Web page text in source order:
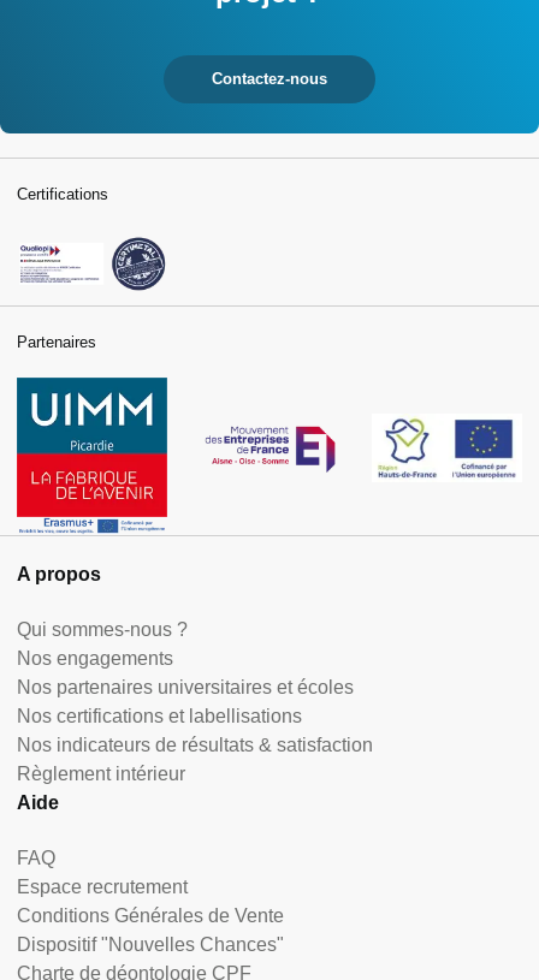
Contactez-nous
A propos
Qui sommes-nous ?
Nos engagements
Nos partenaires universitaires et écoles
Nos certifications et labellisations
Nos indicateurs de résultats & satisfaction
Règlement intérieur
Aide
FAQ
Espace recrutement
Conditions Générales de Vente
Dispositif "Nouvelles Chances"
Charte de déontologie CPF
Certifications
Partenaires